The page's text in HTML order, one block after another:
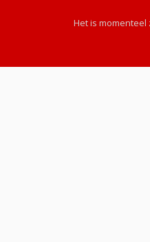
Het is momenteel